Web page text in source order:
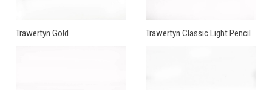
Trawertyn Gold Trawertyn Classic Light Pencil